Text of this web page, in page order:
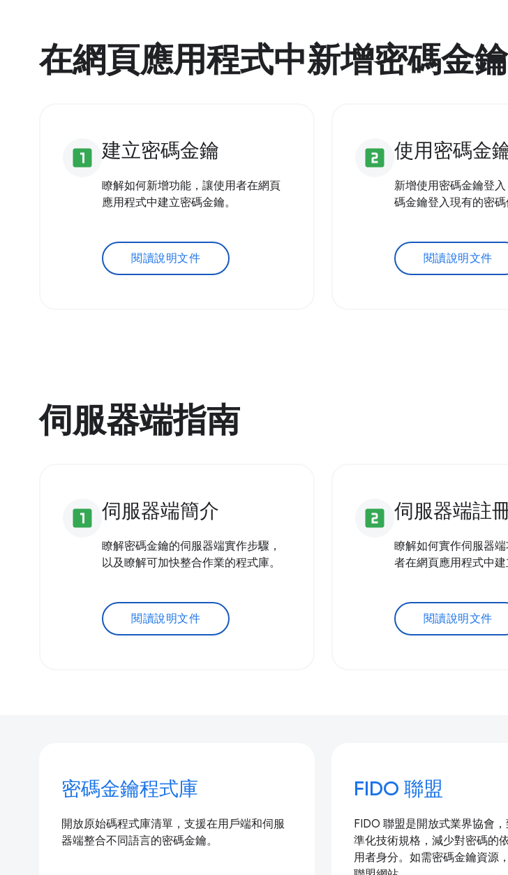
在網頁應用程式中新增密碼金鑰
looks_one 建立密碼金鑰
瞭解如何新增功能，讓使用者在網頁
應用程式中建立密碼金鑰。
閱讀說明文件
looks_two 使用密碼金
新增使用密碼金鑰登
碼金鑰登入現有的密碼
閱讀說明文件
伺服器端指南
looks_one 伺服器端簡介
瞭解密碼金鑰的伺服器端實作步驟，
以及瞭解可加快整合作業的程式庫。
閱讀說明文件
looks_two 伺服器端註
瞭解如何實作伺服器
者在網頁應用程式中建
閱讀說明文件
密碼金鑰程式庫
開放原始碼程式庫清單，支援在用戶端和伺服
器端整合不同語言的密碼金鑰。
FIDO 聯盟
FIDO 聯盟是開放式業界協會
準化技術規格，減少對密碼的
用者身分。如需密碼金鑰資源